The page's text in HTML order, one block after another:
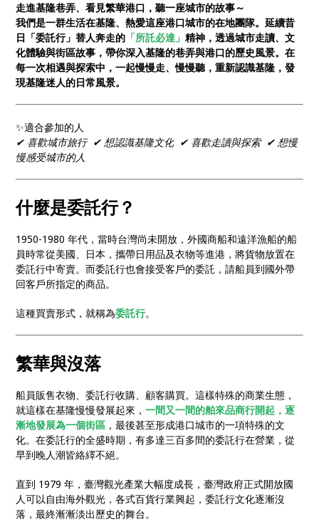
走進基隆巷弄、看見繁華港口，聽一座城市的故事～
我們是一群生活在基隆、熱愛這座港口城市的在地團隊。延續昔
日「委託行」替人奔走的 「所託必達」精神，透過城市走讀、文
化體驗與街區故事，帶你深入基隆的巷弄與港口的歷史風景。在
每一次相遇與探索中，一起慢慢走、慢慢聽，重新認識基隆，發
現基隆迷人的日常風景。
✨適合參加的人
✔ 喜歡城市旅行 ✔ 想認識基隆文化 ✔ 喜歡走讀與探索 ✔ 想慢
慢感受城市的人
什麼是委託行？
1950-1980 年代，當時台灣尚未開放，外國商船和遠洋漁船的船
員時常從美國、日本，攜帶日用品及衣物等進港，將貨物放置在
委託行中寄賣。而委託行也會接受客戶的委託，請船員到國外帶
回客戶所指定的商品。
這種買賣形式，就稱為委託行。
繁華與沒落
船員販售衣物、委託行收購、顧客購買。這樣特殊的商業生態，
就這樣在基隆慢慢發展起來，一間又一間的舶來品商行開起，逐
漸地發展為一個街區 ，最後甚至形成港口城市的一項特殊的文
化。在委託行的全盛時期，有多達三百多間的委託行在營業，從
早到晚人潮皆絡繹不絕。
直到 1979 年，臺灣觀光產業大幅度成長，臺灣政府正式開放國
人可以自由海外觀光，各式百貨行業興起，委託行文化逐漸沒
落，最終漸漸淡出歷史的舞台。